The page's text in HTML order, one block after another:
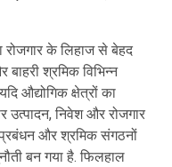
रोजगार के लिहाज से बेहद
श्रमिक विभिन्न
औद्योगिक क्षेत्रों का
उत्पादन, निवेश और रोजगार
और श्रमिक संगठनों
बन गया है. फिलहाल